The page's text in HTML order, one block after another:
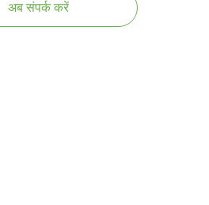
अब संपर्क करें